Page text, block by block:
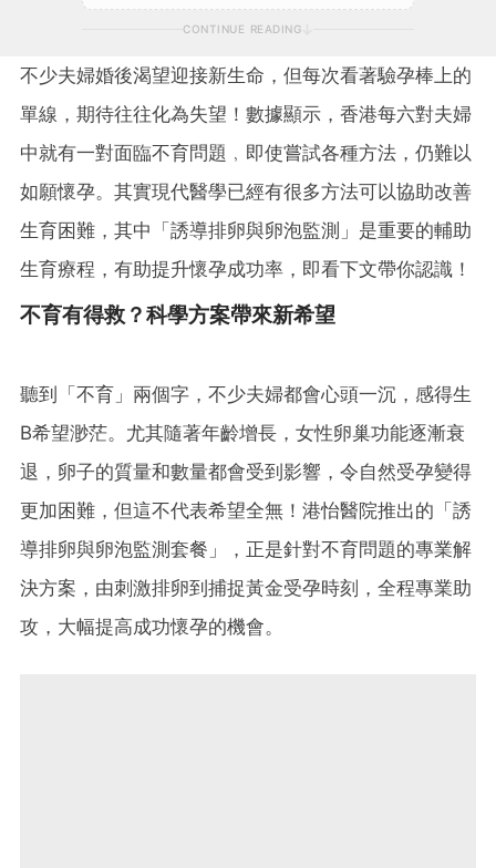
CONTINUE READING
不少夫婦婚後渴望迎接新生命，但每次看著驗孕棒上的
單線，期待往往化為失望！數據顯示，香港每六對夫婦
中就有一對面臨不育問題﹐即使嘗試各種方法，仍難以
如願懷孕。其實現代醫學已經有很多方法可以協助改善
生育困難，其中「誘導排卵與卵泡監測」是重要的輔助
生育療程，有助提升懷孕成功率，即看下文帶你認識！
不育有得救？科學方案帶來新希望
聽到「不育」兩個字，不少夫婦都會心頭一沉，感得生
B希望渺茫。尤其隨著年齡增長，女性卵巢功能逐漸衰
退，卵子的質量和數量都會受到影響，令自然受孕變得
更加困難，但這不代表希望全無！港怡醫院推出的「誘
導排卵與卵泡監測套餐」，正是針對不育問題的專業解
決方案，由刺激排卵到捕捉黃金受孕時刻，全程專業助
攻，大幅提高成功懷孕的機會。